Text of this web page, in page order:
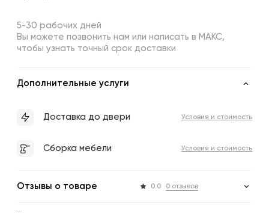
5-30 рабочих дней
Вы можете позвонить нам или написать в МАКС,
чтобы узнать точный срок доставки
Дополнительные услуги
Доставка до двери Условия и стоимость
Сборка мебели Условия и стоимость
Отзывы о товаре 0.0 0 отзывов